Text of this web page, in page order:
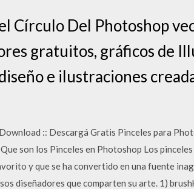
Círculo Del Photoshop
gratuitos, gráficos de
e ilustraciones
:: Descargá Gratis Pinceles para
son los Pinceles en Photoshop Los
y que se ha convertido en una fuente
diseñadores que comparten su arte. 1)